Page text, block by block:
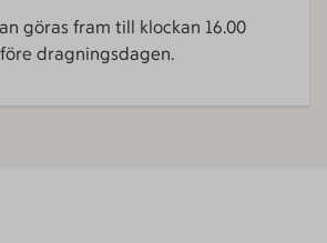
göras fram till klockan 16.00
dragningsdagen.